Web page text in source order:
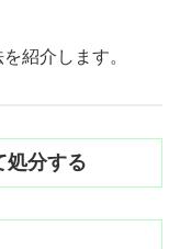
紹介します。
分する